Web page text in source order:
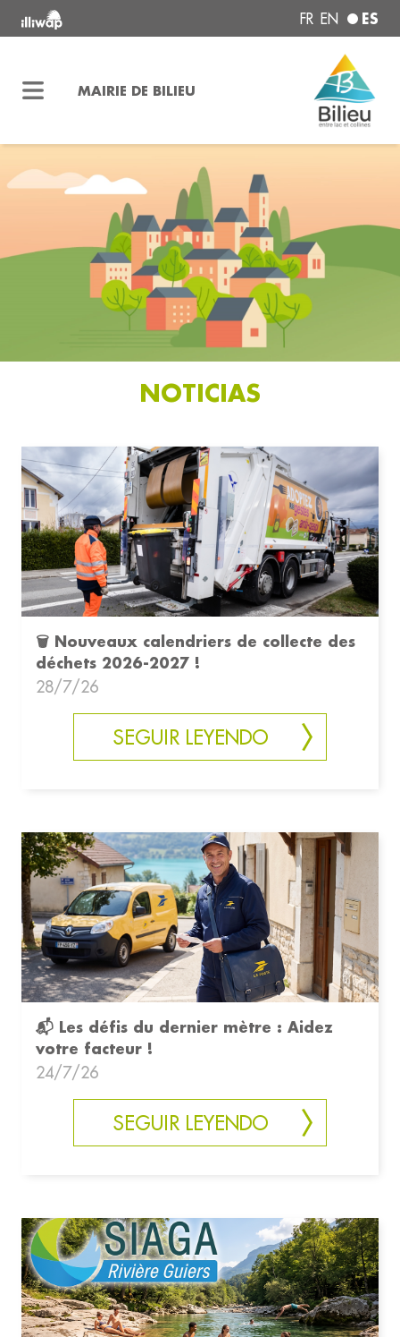
FR EN ES
MAIRIE DE BILIEU
NOTICIAS
🗑️ Nouveaux calendriers de collecte des
déchets 2026-2027 !
28/7/26
SEGUIR LEYENDO
📬 Les défis du dernier mètre : Aidez
votre facteur !
24/7/26
SEGUIR LEYENDO